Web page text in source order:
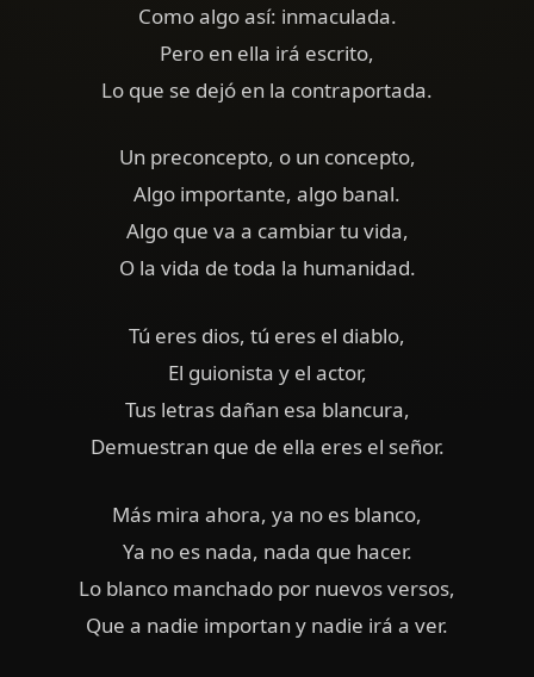
Como algo así: inmaculada.
Pero en ella irá escrito,
Lo que se dejó en la contraportada.
Un preconcepto, o un concepto,
Algo importante, algo banal.
Algo que va a cambiar tu vida,
O la vida de toda la humanidad.
Tú eres dios, tú eres el diablo,
El guionista y el actor,
Tus letras dañan esa blancura,
Demuestran que de ella eres el señor.
Más mira ahora, ya no es blanco,
Ya no es nada, nada que hacer.
Lo blanco manchado por nuevos versos,
Que a nadie importan y nadie irá a ver.